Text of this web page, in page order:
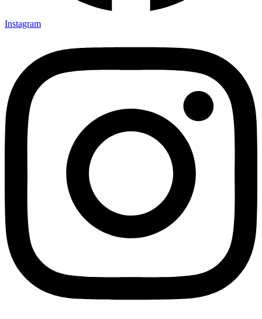
Instagram